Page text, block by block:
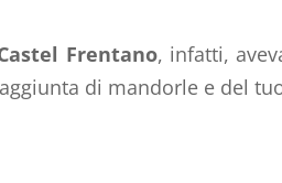
Frentano, infatti,
di mandorle e del